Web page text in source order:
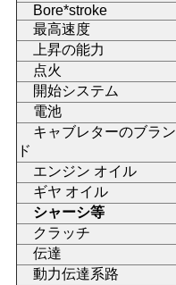
用
を
要
求
し
な
さ
い
Bore*stroke
最高速度
上昇の能力
点火
開始システム
電池
キャブレターのブラン
ド
エンジン オイル
ギヤ オイル
シャーシ等
クラッチ
伝達
動力伝達系路